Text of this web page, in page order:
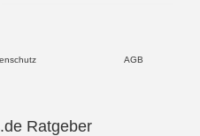
AGB
Ratgeber